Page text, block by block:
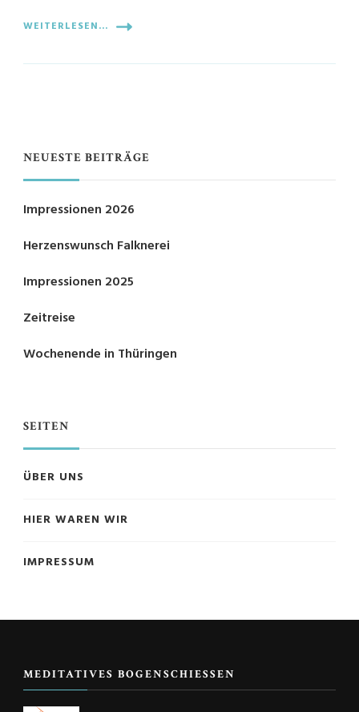
WEITERLESEN...
NEUESTE BEITRÄGE
Impressionen 2026
Herzenswunsch Falknerei
Impressionen 2025
Zeitreise
Wochenende in Thüringen
SEITEN
ÜBER UNS
HIER WAREN WIR
IMPRESSUM
MEDITATIVES BOGENSCHIESSEN